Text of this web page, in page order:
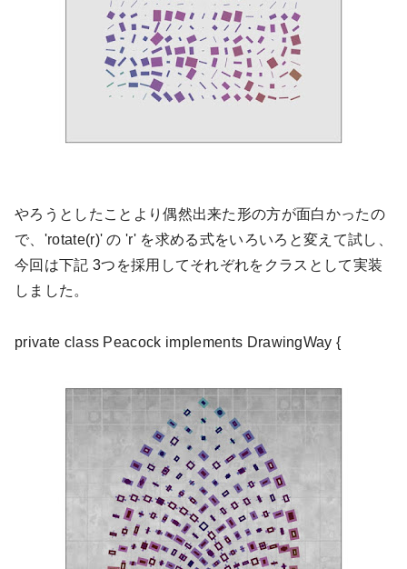
やろうとしたことより偶然出来た形の方が面白かったの
で、'rotate(r)' の 'r' を求める式をいろいろと変えて試し、
今回は下記 3つを採用してそれぞれをクラスとして実装
しました。
private class Peacock implements DrawingWay {